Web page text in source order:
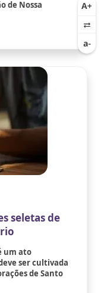
de Nossa
seletas de
um ato
ser cultivada
de Santo